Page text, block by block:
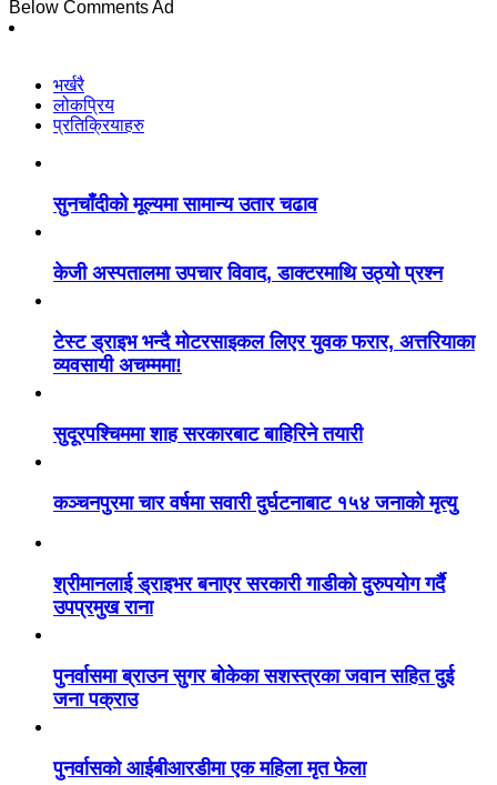
Below Comments Ad
भर्खरै
लोकप्रिय
प्रतिक्रियाहरु
सुनचाँदीको मूल्यमा सामान्य उतार चढाव
केजी अस्पतालमा उपचार विवाद, डाक्टरमाथि उठ्यो प्रश्न
टेस्ट ड्राइभ भन्दै मोटरसाइकल लिएर युवक फरार, अत्तरियाका
व्यवसायी अचम्ममा!
सुदूरपश्चिममा शाह सरकारबाट बाहिरिने तयारी
कञ्चनपुरमा चार वर्षमा सवारी दुर्घटनाबाट १५४ जनाको मृत्यु
श्रीमानलाई ड्राइभर बनाएर सरकारी गाडीको दुरुपयोग गर्दै
उपप्रमुख राना
पुनर्वासमा ब्राउन सुगर बोकेका सशस्त्रका जवान सहित दुई
जना पक्राउ
पुनर्वासको आईबीआरडीमा एक महिला मृत फेला